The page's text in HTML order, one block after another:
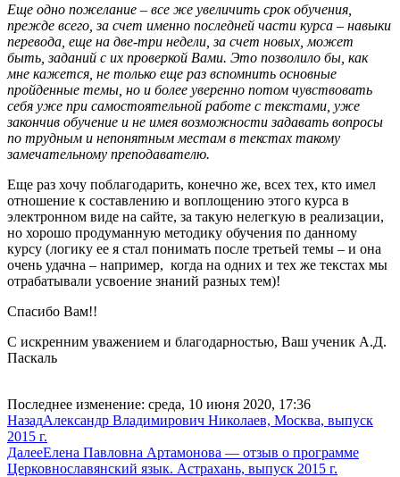
Еще одно пожелание – все же увеличить срок обучения,
прежде всего, за счет именно последней части курса – навыки
перевода, еще на две-три недели, за счет новых, может
быть, заданий с их проверкой Вами. Это позволило бы, как
мне кажется, не только еще раз вспомнить основные
пройденные темы, но и более уверенно потом чувствовать
себя уже при самостоятельной работе с текстами, уже
закончив обучение и не имея возможности задавать вопросы
по трудным и непонятным местам в текстах такому
замечательному преподавателю.
Еще раз хочу поблагодарить, конечно же, всех тех, кто имел
отношение к составлению и воплощению этого курса в
электронном виде на сайте, за такую нелегкую в реализации,
но хорошо продуманную методику обучения по данному
курсу (логику ее я стал понимать после третьей темы – и она
очень удачна – например, когда на одних и тех же текстах мы
отрабатывали усвоение знаний разных тем)!
Спасибо Вам!!
С искренним уважением и благодарностью, Ваш ученик А.Д.
Паскаль
Последнее изменение: среда, 10 июня 2020, 17:36
НазадАлександр Владимирович Николаев, Москва, выпуск
2015 г.
ДалееЕлена Павловна Артамонова — отзыв о программе
Церковнославянский язык. Астрахань, выпуск 2015 г.